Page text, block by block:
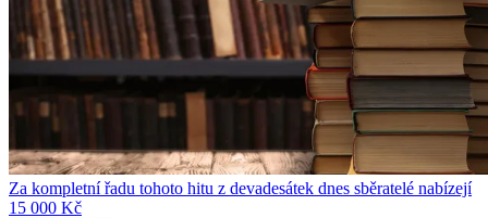
Za kompletní řadu tohoto hitu z devadesátek dnes sběratelé nabízejí
15 000 Kč